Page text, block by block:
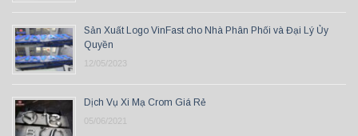
Sản Xuất Logo VinFast cho Nhà Phân Phối và Đại Lý Ủy
Quyền
12/05/2023
Dịch Vụ Xi Mạ Crom Giá Rẻ
05/06/2021